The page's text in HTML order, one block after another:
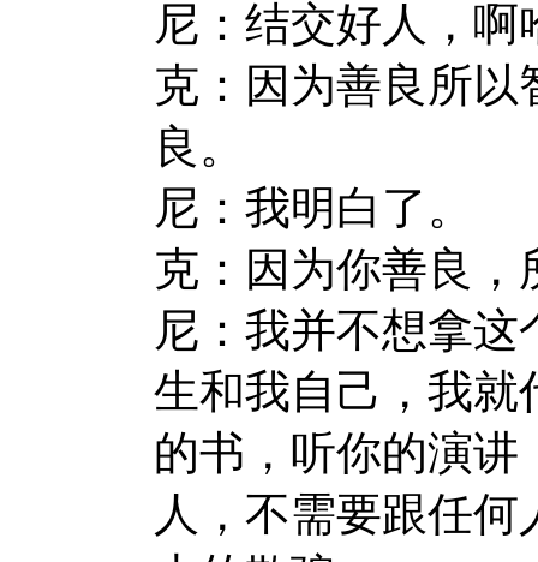
尼：结交好人，啊
克：因为善良所
良。
尼：我明白了。
克：因为你善良，
尼：我并不想拿
生和我自己，我就
的书，听你的演讲
人，不需要跟任